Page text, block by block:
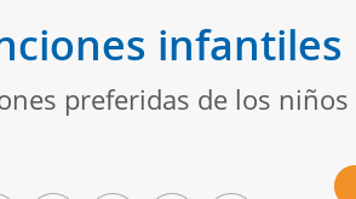
infantiles
preferidas de los